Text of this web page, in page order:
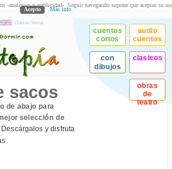
Children Stories
cuentos
cortos
audio
cuentos
con
dibujos
clasicos
obras
de
teatro
sacos
de abajo para
selección de
y disfruta
-analíticas y publicidad-. Seguir navegando supone que aceptas su
Acepto Más info